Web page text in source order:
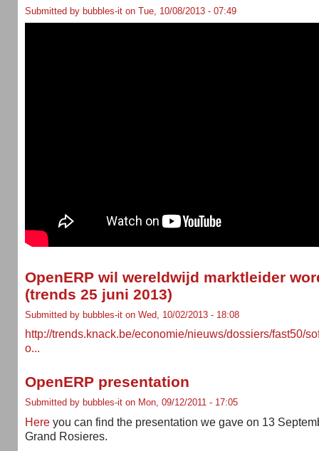
Submitted by bubbles-it on Tue, 10/08/2013 - 07:49
OpenERP wil wereldwijd marktleider
(trends 25 juni 2013)
Submitted by bubbles-it on Wed, 10/02/2013 - 18:08
http://trends.knack.be/economie/nieuws/dossiers/fast50/
o...
OpenERP presentation
Submitted by bubbles-it on Mon, 09/12/2011 - 17:05
Hereyou can find the presentation we gave on 13
Grand Rosieres.